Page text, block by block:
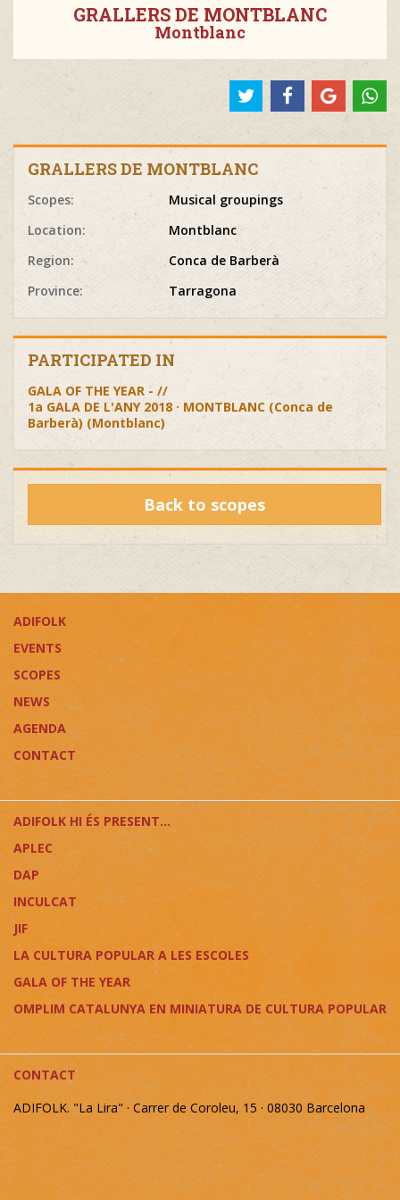
GRALLERS DE MONTBLANC
Montblanc
GRALLERS DE MONTBLANC
Scopes:
Musical groupings
Location:
Montblanc
Region:
Conca de Barberà
Province:
Tarragona
PARTICIPATED IN
GALA OF THE YEAR - //
1a GALA DE L'ANY 2018 · MONTBLANC (Conca de
Barberà) (Montblanc)
Back to scopes
ADIFOLK
EVENTS
SCOPES
NEWS
AGENDA
CONTACT
ADIFOLK HI ÉS PRESENT...
APLEC
DAP
INCULCAT
JIF
LA CULTURA POPULAR A LES ESCOLES
GALA OF THE YEAR
OMPLIM CATALUNYA EN MINIATURA DE CULTURA POPULAR
CONTACT
ADIFOLK. "La Lira" · Carrer de Coroleu, 15 · 08030 Barcelona